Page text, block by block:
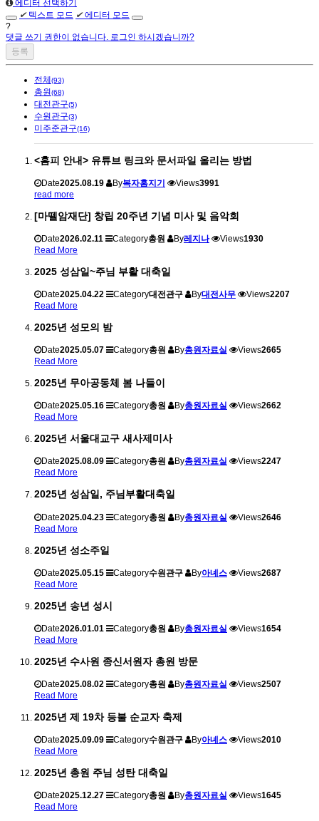
에디터 선택하기
✔ 텍스트 모드 ✔에디터 모드
?
댓글 쓰기 권한이 없습니다. 로그인 하시겠습니까?
전체 (93)
총원(68)
대전관구(5)
수원관구(3)
미주준관구(16)
<홈피 안내> 유튜브 링크와 문서파일 올리는 방법
Date2025.08.19 By복자홈지기 Views3991
read more
[마뗄암재단] 창립 20주년 기념 미사 및 음악회
Date2026.02.11 Category총원 By레지나 Views1930
Read More
2025 성삼일~주님 부활 대축일
Date2025.04.22 Category대전관구 By대전사무 Views2207
Read More
2025년 성모의 밤
Date2025.05.07 Category총원 By총원자료실 Views2665
Read More
2025년 무아공동체 봄 나들이
Date2025.05.16 Category총원 By총원자료실 Views2662
Read More
2025년 서울대교구 새사제미사
Date2025.08.09 Category총원 By총원자료실 Views2247
Read More
2025년 성삼일, 주님부활대축일
Date2025.04.23 Category총원 By총원자료실 Views2646
Read More
2025년 성소주일
Date2025.05.15 Category수원관구 By아녜스 Views2687
Read More
2025년 송년 성시
Date2026.01.01 Category총원 By총원자료실 Views1654
Read More
2025년 수사원 종신서원자 총원 방문
Date2025.08.02 Category총원 By총원자료실 Views2507
Read More
2025년 제 19차 등불 순교자 축제
Date2025.09.09 Category수원관구 By아녜스 Views2010
Read More
2025년 총원 주님 성탄 대축일
Date2025.12.27 Category총원 By총원자료실 Views1645
Read More